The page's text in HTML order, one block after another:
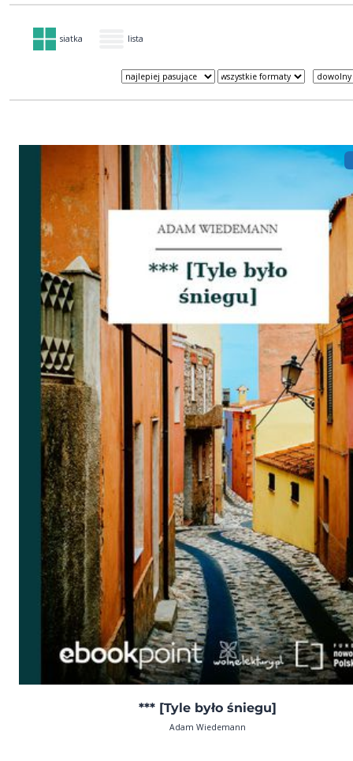
siatka lista
*** [Tyle było śniegu]
Adam Wiedemann